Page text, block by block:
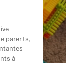
parents,
à